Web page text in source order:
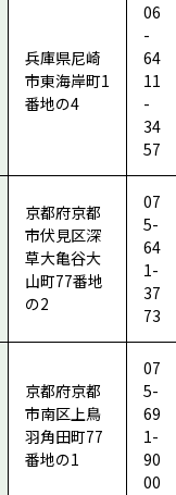
兵庫県尼崎
市東海岸町1
番地の4
06
-
64
11
-
34
57
京都府京都
市伏見区深
草大亀谷大
山町77番地
の2
07
5-
64
1-
37
73
京都府京都
市南区上鳥
羽角田町77
番地の1
07
5-
69
1-
90
00